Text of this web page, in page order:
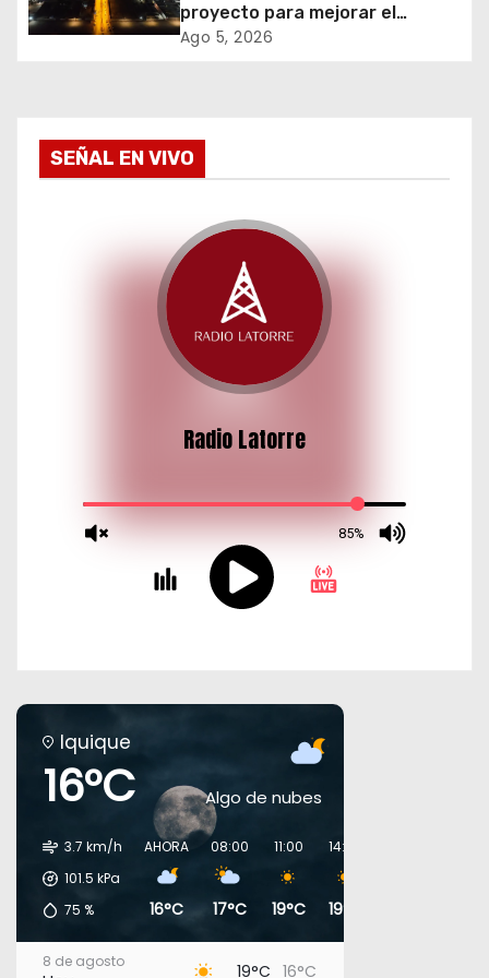
e
r
proyecto para mejorar el
alumbrado público del sector El
Ago 5, 2026
SEÑAL EN VIVO
Iquique
16°C Algo de nubes
3.7 km/h
101.5 kPa
75 %
AHORA
16°C
08:00
17°C
11:00
19°C
14:00
19°C
8 de agosto 19°C 16°C